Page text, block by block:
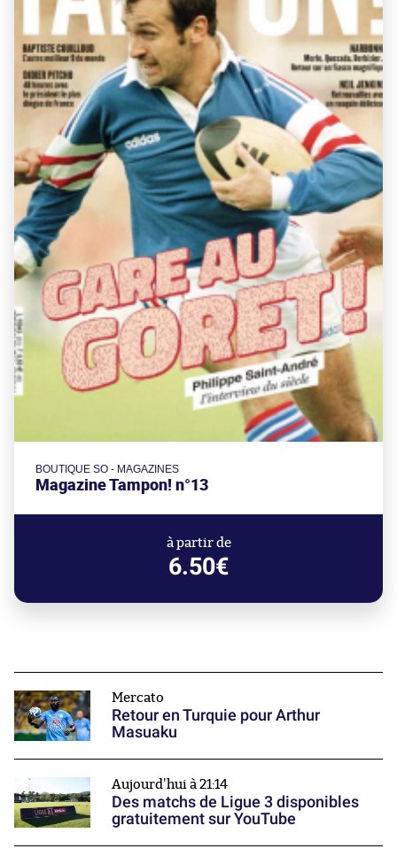
BOUTIQUE SO - MAGAZINES
Magazine Tampon! n°13
à partir de
6.50€
Mercato
Retour en Turquie pour Arthur
Masuaku
Aujourd'hui à 21:14
Des matchs de Ligue 3 disponibles
gratuitement sur YouTube